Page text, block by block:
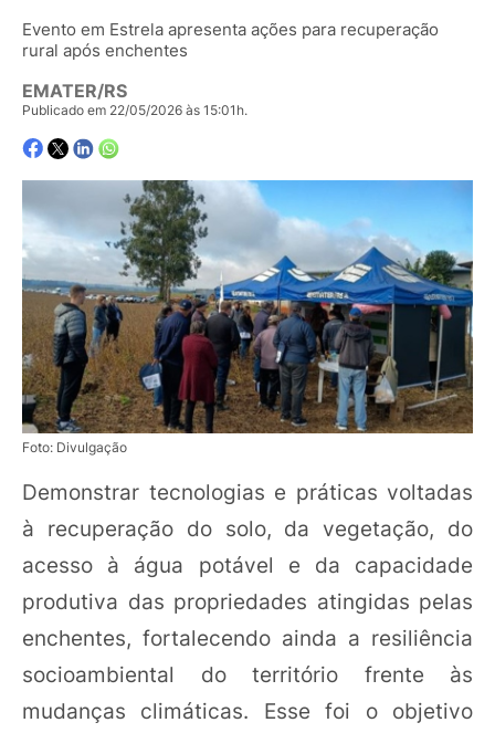
Evento em Estrela apresenta ações para recuperação
rural após enchentes
EMATER/RS
Publicado em 22/05/2026 às 15:01h.
Foto: Divulgação
Demonstrar tecnologias e práticas voltadas
à recuperação do solo, da vegetação, do
acesso à água potável e da capacidade
produtiva das propriedades atingidas pelas
enchentes, fortalecendo ainda a resiliência
socioambiental do território frente às
mudanças climáticas. Esse foi o objetivo